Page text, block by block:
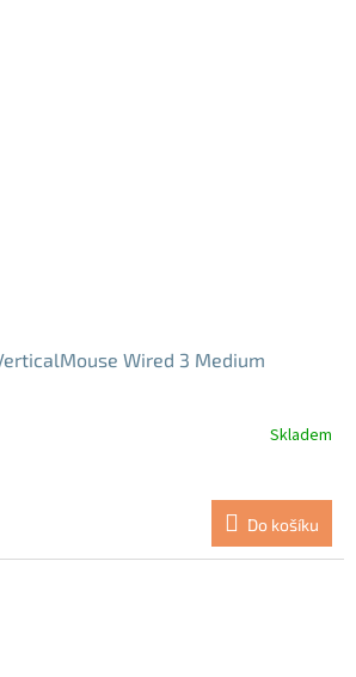
Wired 3 Medium
Skladem
Do košíku